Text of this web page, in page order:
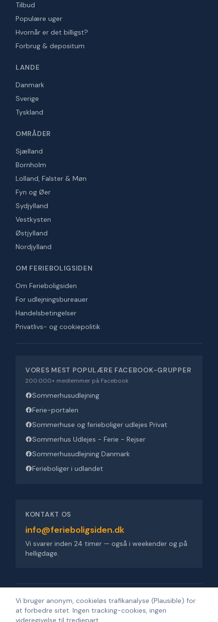
Tilbud
Populære uger
Hvornår er det billigst?
Forbrug & depositum
LANDE
Danmark
Sverige
Tyskland
OMRÅDER
Sjælland
Bornholm
Lolland, Falster & Møn
Fyn og Øer
Sydjylland
Vestkysten
Østjylland
Nordjylland
OM FERIEBOLIGSIDEN
Om Ferieboligsiden
For udlejningsbureauer
Handelsbetingelser
Privatlivs- og cookiepolitik
VORES MEST POPULÆRE FACEBOOK-GRUPPER
200.000+ medlemmer på Facebook
Sommerhusudlejning
Ferie-portalen
Sommerhuse og ferieboliger udlejes Privat
Sommerhus Udlejes - Ferie - Rejser
Sommerhusudlejning Danmark
Ferieboliger i udlandet
KONTAKT OS
info@ferieboligsiden.dk
Vi svarer inden 24 timer — også i weekender og på
helligdage.
Ferieboligsiden ApS·Trigevej 9, 8382 Hinnerup ·CVR 36909676
© 2026Ferieboligsiden.Alle rettigheder forbeholdes.
Vi bruger anonym, cookieløs trafikanalyse (Plausible) for
at forbedre sitet. Ingen tracking-cookies, ingen
videregivelse til tredjepart.